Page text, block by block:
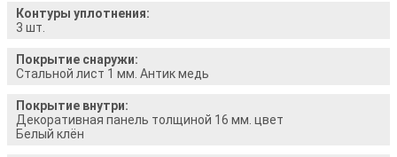
Контуры уплотнения:
3 шт.
Покрытие снаружи:
Стальной лист 1 мм. Антик медь
Покрытие внутри:
Декоративная панель толщиной 16 мм. цвет
Белый клён